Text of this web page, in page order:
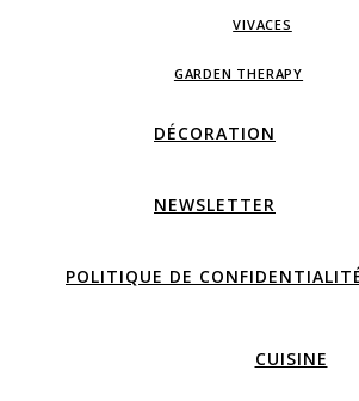
VIVACES
GARDEN THERAPY
DÉCORATION
NEWSLETTER
POLITIQUE DE
CUISINE